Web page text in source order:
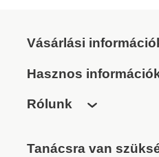
Vásárlási
Hasznos
Rólunk
Tanácsra van